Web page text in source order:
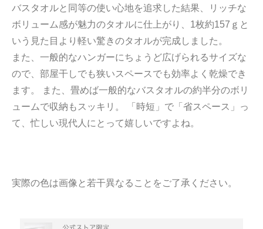
バスタオルと同等の使い心地を追求した結果、リッチな
ボリューム感が魅力のタオルに仕上がり、1枚約157ｇと
いう見た目より軽い驚きのタオルが完成しました。
また、一般的なハンガーにちょうど広げられるサイズな
ので、部屋干しでも狭いスペースでも効率よく乾燥でき
ます。 また、畳めば一般的なバスタオルの約半分のボリ
ュームで収納もスッキリ。 「時短」で「省スペース」っ
て、忙しい現代人にとって嬉しいですよね。
実際の色は画像と若干異なることをご了承ください。